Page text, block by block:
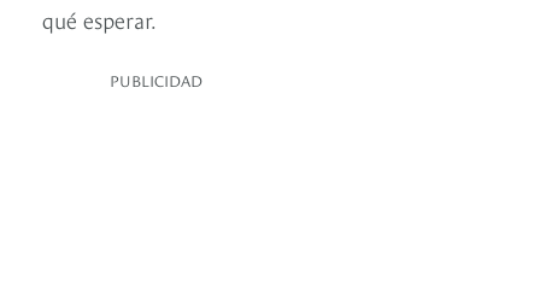
qué esperar.
PUBLICIDAD